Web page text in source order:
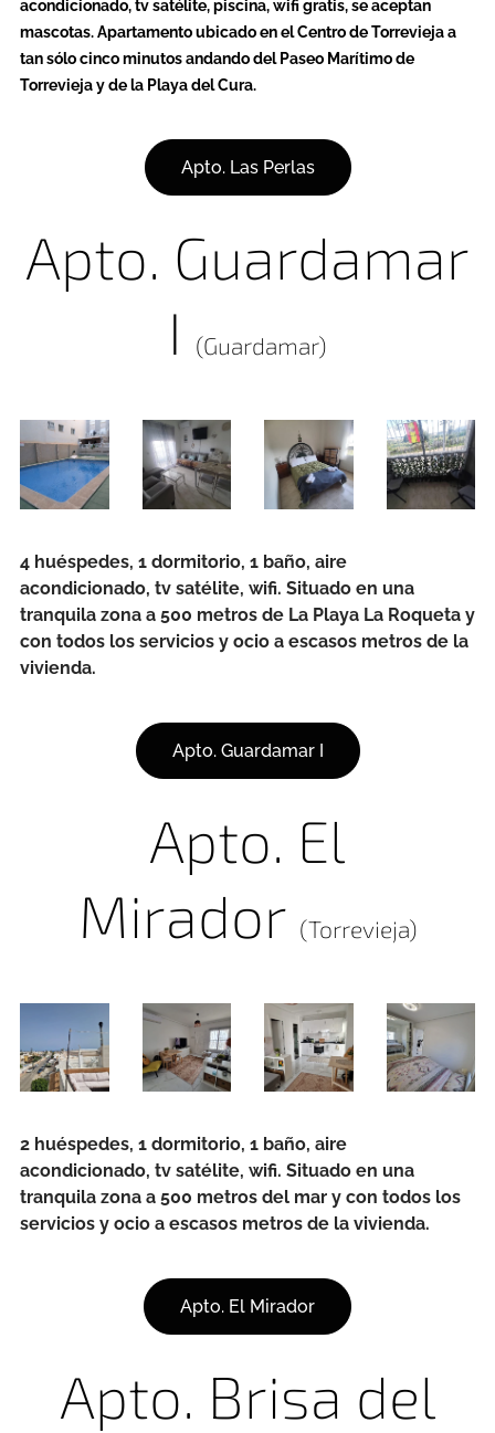
acondicionado, tv satélite, piscina, wifi gratis, se aceptan
mascotas. Apartamento ubicado en el Centro de Torrevieja a
tan sólo cinco minutos andando del Paseo Marítimo de
Torrevieja y de la Playa del Cura.
Apto. Las Perlas
Apto. Guardamar
I
(Guardamar)
4 huéspedes, 1 dormitorio, 1 baño, aire
acondicionado, tv satélite, wifi. Situado en una
tranquila zona a 500 metros de La Playa La Roqueta y
con todos los servicios y ocio a escasos metros de la
vivienda.
Apto. Guardamar I
Apto. El
Mirador (Torrevieja)
2 huéspedes, 1 dormitorio, 1 baño, aire
acondicionado, tv satélite, wifi. Situado en una
tranquila zona a 500 metros del mar y con todos los
servicios y ocio a escasos metros de la vivienda.
Apto. El Mirador
Apto. Brisa del